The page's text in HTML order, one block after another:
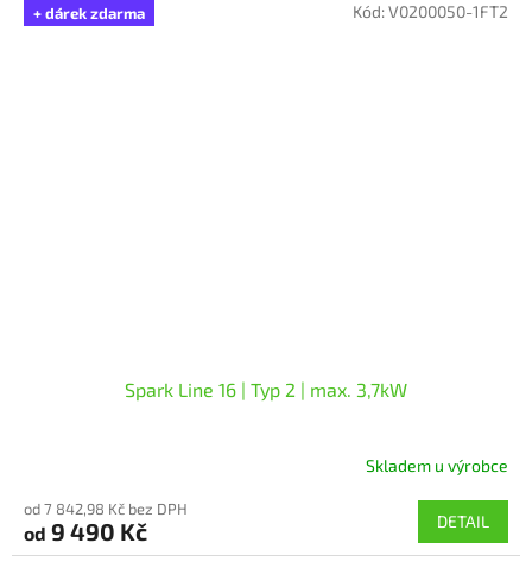
+ dárek zdarma
Spark Line 16 | Typ 2 | max. 3,7kW
Skladem u výrobce
od 7 842,98 Kč bez DPH
od 9 490 Kč DETAIL
Kód:V0200050-1FT2